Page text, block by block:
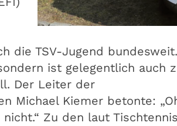
die TSV-Jugend
ist gelegentlich auch
Der Leiter der
Michael Kiemer betonte:
Zu den laut